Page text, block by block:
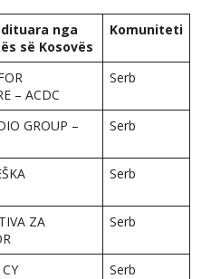
nga
së Kosovës
Komuniteti
– ACDC
Serb
GROUP –
Serb
Serb
ZA
Serb
Serb